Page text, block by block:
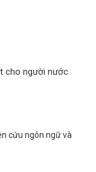
cho người nước
cứu ngôn ngữ và